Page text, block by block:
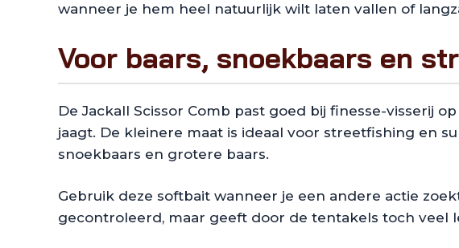
wanneer je hem heel natuurlijk wilt laten vallen of
Voor baars, snoekbaars en
De Jackall Scissor Comb past goed bij finesse-visserij
jaagt. De kleinere maat is ideaal voor streetfishing en
snoekbaars en grotere baars.
Gebruik deze softbait wanneer je een andere actie
gecontroleerd, maar geeft door de tentakels toch veel